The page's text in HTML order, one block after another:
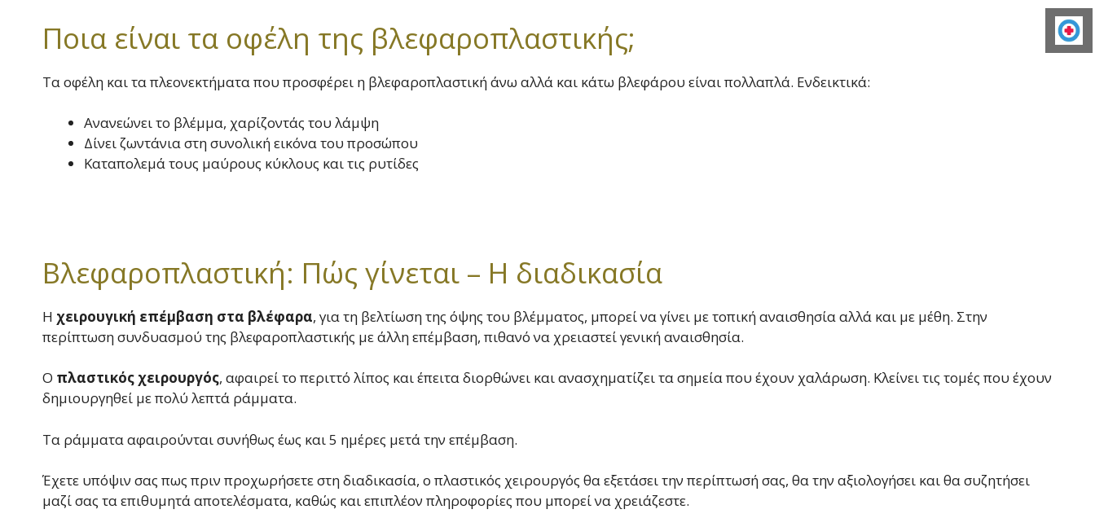
Ποια είναι τα οφέλη της βλεφαροπλαστικής;
Τα οφέλη και τα πλεονεκτήματα που προσφέρει η βλεφαροπλαστική άνω αλλά και κάτω βλεφάρου είναι πολλαπλά. Ενδεικτικά:
Ανανεώνει το βλέμμα, χαρίζοντάς του λάμψη
Δίνει ζωντάνια στη συνολική εικόνα του προσώπου
Καταπολεμά τους μαύρους κύκλους και τις ρυτίδες
Βλεφαροπλαστική: Πώς γίνεται – Η διαδικασία
Η χειρουγική επέμβαση στα βλέφαρα, για τη βελτίωση της όψης του βλέμματος, μπορεί να γίνει με τοπική αναισθησία αλλά και με μέθη. Στην
περίπτωση συνδυασμού της βλεφαροπλαστικής με άλλη επέμβαση, πιθανό να χρειαστεί γενική αναισθησία.
Ο πλαστικός χειρουργός, αφαιρεί το περιττό λίπος και έπειτα διορθώνει και ανασχηματίζει τα σημεία που έχουν χαλάρωση. Κλείνει τις τομές που έχουν
δημιουργηθεί με πολύ λεπτά ράμματα.
Τα ράμματα αφαιρούνται συνήθως έως και 5 ημέρες μετά την επέμβαση.
Έχετε υπόψιν σας πως πριν προχωρήσετε στη διαδικασία, ο πλαστικός χειρουργός θα εξετάσει την περίπτωσή σας, θα την αξιολογήσει και θα συζητήσει
μαζί σας τα επιθυμητά αποτελέσματα, καθώς και επιπλέον πληροφορίες που μπορεί να χρειάζεστε.